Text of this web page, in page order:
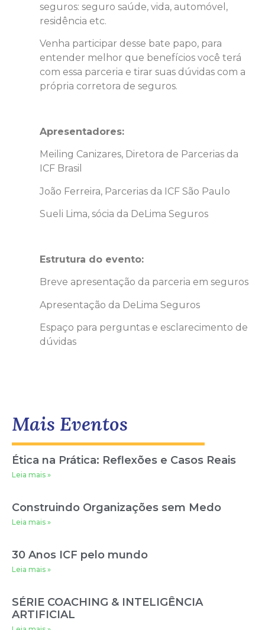
seguros: seguro saúde, vida, automóvel,
residência etc.
Venha participar desse bate papo, para
entender melhor que benefícios você terá
com essa parceria e tirar suas dúvidas com a
própria corretora de seguros.
Apresentadores:
Meiling Canizares, Diretora de Parcerias da
ICF Brasil
João Ferreira, Parcerias da ICF São Paulo
Sueli Lima, sócia da DeLima Seguros
Estrutura do evento:
Breve apresentação da parceria em seguros
Apresentação da DeLima Seguros
Espaço para perguntas e esclarecimento de
dúvidas
Mais Eventos
Ética na Prática: Reflexões e Casos Reais
Leia mais »
Construindo Organizações sem Medo
Leia mais »
30 Anos ICF pelo mundo
Leia mais »
SÉRIE COACHING & INTELIGÊNCIA
ARTIFICIAL